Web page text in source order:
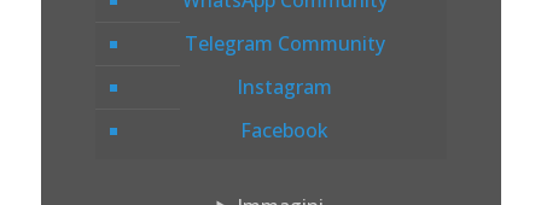
Telegram Community
Instagram
Facebook